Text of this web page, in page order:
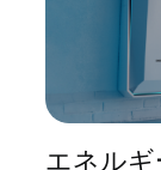
エネルギ